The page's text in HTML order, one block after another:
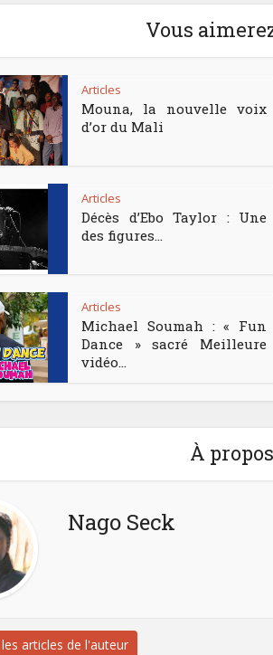
Vous
Articles
Mouna, la nouvelle voix
d’or du Mali
Articles
Décès d’Ebo Taylor : Une
des figures...
Articles
Michael Soumah : « Fun
Dance » sacré Meilleure
vidéo...
À
Nago Seck
articles de l'auteur